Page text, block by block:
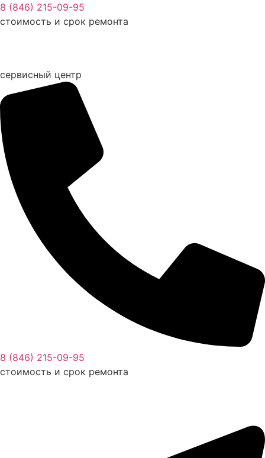
Перейти
к
8 (846) 215-09-95
стоимость и срок ремонта
сервисный центр
8 (846) 215-09-95
стоимость и срок ремонта